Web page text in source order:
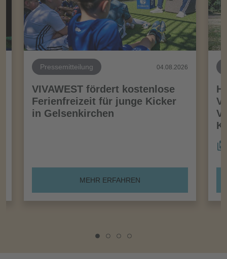
Pressemitteilung 04.08.2026
VIVAWEST fördert kostenlose
Ferienfreizeit für junge Kicker
in Gelsenkirchen
MEHR ERFAHREN